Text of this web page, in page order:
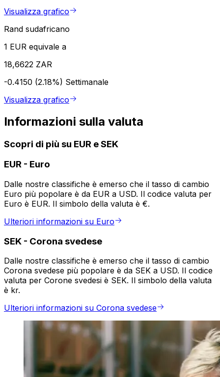
Visualizza grafico
Rand sudafricano
1 EUR equivale a
18,6622 ZAR
-0.4150 (2.18%) Settimanale
Visualizza grafico
Informazioni sulla valuta
Scopri di più su EUR e SEK
EUR - Euro
Dalle nostre classifiche è emerso che il tasso di cambio
Euro più popolare è da EUR a USD. Il codice valuta per
Euro è EUR. Il simbolo della valuta è €.
Ulteriori informazioni su Euro
SEK - Corona svedese
Dalle nostre classifiche è emerso che il tasso di cambio
Corona svedese più popolare è da SEK a USD. Il codice
valuta per Corone svedesi è SEK. Il simbolo della valuta
è kr.
Ulteriori informazioni su Corona svedese